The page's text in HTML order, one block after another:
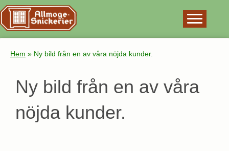
Hem » Ny bild från en av våra nöjda kunder.
Ny bild från en av våra
nöjda kunder.